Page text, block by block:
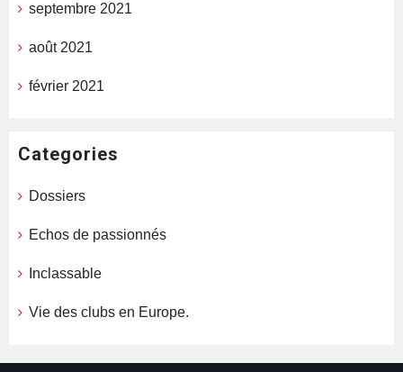
septembre 2021
août 2021
février 2021
Categories
Dossiers
Echos de passionnés
Inclassable
Vie des clubs en Europe.